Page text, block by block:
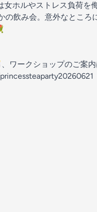
ホルやストレス負荷を侮
の飲み会。意外なところ
ワークショップのご案